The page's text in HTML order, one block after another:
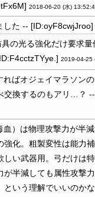
2018-06-20 (水)
した -- [ID:oyF8cwjJroo]
の光る強化だけ要求
2019-04-25
ばオジェイマラソン
交換するのもアリ…？
血）は物理攻撃力が半
化。粗製変性は能力補
しい武器用。弓だけは
が半減しても属性攻撃
という理解でいいのか